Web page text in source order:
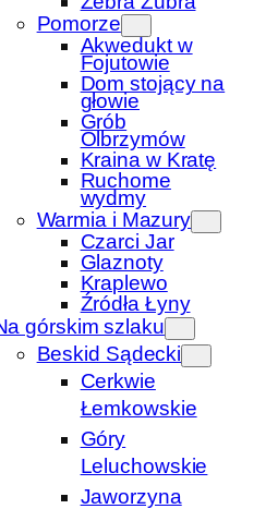
Pomorze
Akwedukt w
Fojutowie
Dom stojący na
głowie
Grób
Olbrzymów
Kraina w Kratę
Ruchome
wydmy
Warmia i Mazury
Czarci Jar
Glaznoty
Kraplewo
Źródła Łyny
górskim szlaku
Beskid Sądecki
Cerkwie
Łemkowskie
Góry
Leluchowskie
Jaworzyna